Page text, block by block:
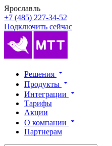
Ярославль
+7 (485) 227-34-52
Подключить сейчас
Решения
Продукты
Интеграции
Тарифы
Акции
О компании
Партнерам